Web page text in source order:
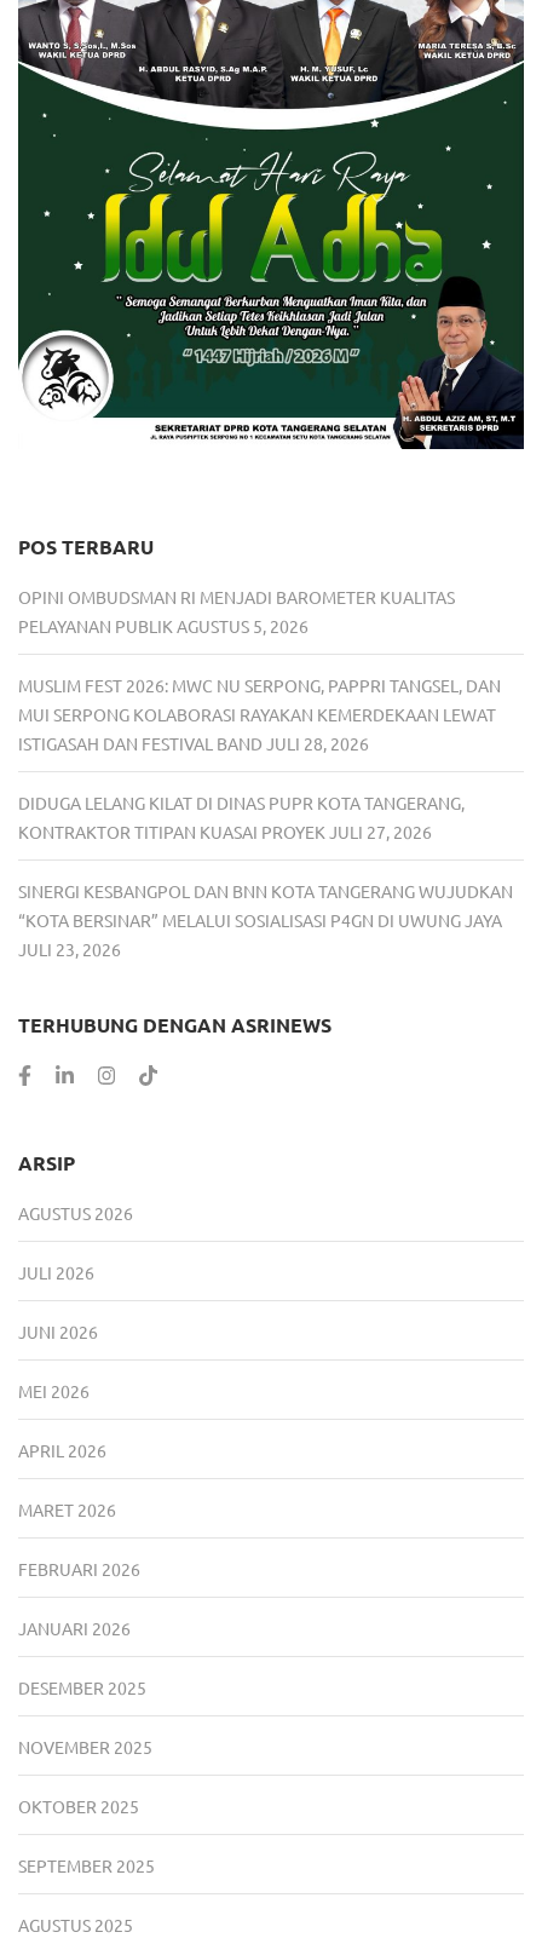
POS TERBARU
OPINI OMBUDSMAN RI MENJADI BAROMETER KUALITAS
PELAYANAN PUBLIK AGUSTUS 5, 2026
MUSLIM FEST 2026: MWC NU SERPONG, PAPPRI TANGSEL, DAN
MUI SERPONG KOLABORASI RAYAKAN KEMERDEKAAN LEWAT
ISTIGASAH DAN FESTIVAL BAND JULI 28, 2026
DIDUGA LELANG KILAT DI DINAS PUPR KOTA TANGERANG,
KONTRAKTOR TITIPAN KUASAI PROYEK JULI 27, 2026
SINERGI KESBANGPOL DAN BNN KOTA TANGERANG WUJUDKAN
“KOTA BERSINAR” MELALUI SOSIALISASI P4GN DI UWUNG JAYA
JULI 23, 2026
TERHUBUNG DENGAN ASRINEWS
ARSIP
AGUSTUS 2026
JULI 2026
JUNI 2026
MEI 2026
APRIL 2026
MARET 2026
FEBRUARI 2026
JANUARI 2026
DESEMBER 2025
NOVEMBER 2025
OKTOBER 2025
SEPTEMBER 2025
AGUSTUS 2025